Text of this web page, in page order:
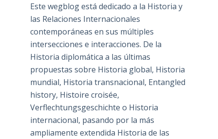
Este wegblog está dedicado a la Historia y
las Relaciones Internacionales
contemporáneas en sus múltiples
intersecciones e interacciones. De la
Historia diplomática a las últimas
propuestas sobre Historia global, Historia
mundial, Historia transnacional, Entangled
history, Histoire croisée,
Verflechtungsgeschichte o Historia
internacional, pasando por la más
ampliamente extendida Historia de las